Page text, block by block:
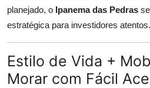
planejado, o Ipanema das Pedras
estratégica para investidores atentos.
Estilo de Vida +
Morar com Fácil